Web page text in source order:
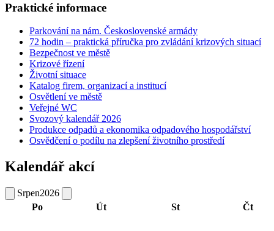
Praktické informace
Parkování na nám. Československé armády
72 hodin – praktická příručka pro zvládání krizových situací
Bezpečnost ve městě
Krizové řízení
Životní situace
Katalog firem, organizací a institucí
Osvětlení ve městě
Veřejné WC
Svozový kalendář 2026
Produkce odpadů a ekonomika odpadového hospodářství
Osvědčení o podílu na zlepšení životního prostředí
Kalendář akcí
Srpen2026
Po
Út St Čt